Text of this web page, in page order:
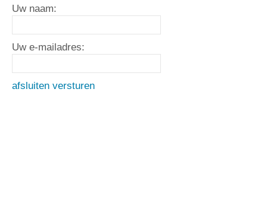
Uw naam:
Uw e-mailadres:
afsluiten versturen